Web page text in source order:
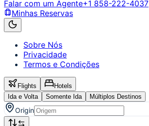
Falar com um Agente+1 858-222-4037
Minhas Reservas
Sobre Nós
Privacidade
Termos e Condições
Flights
Hotels
Ida e Volta
Somente Ida Múltiplos Destinos
Origin